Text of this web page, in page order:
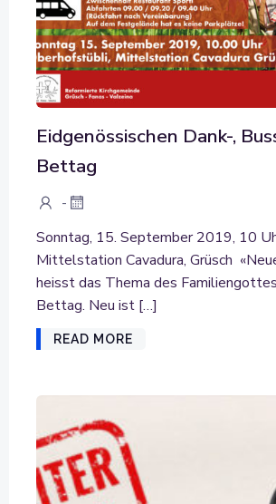
Eidgenössischen Dank-,
Bettag
-
Sonntag, 15. September 2019, 10
Mittelstation Cavadura, Grüsch
heisst das Thema des
Bettag. Neu ist […]
READ MORE